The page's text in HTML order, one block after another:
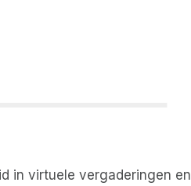
in virtuele vergaderingen en